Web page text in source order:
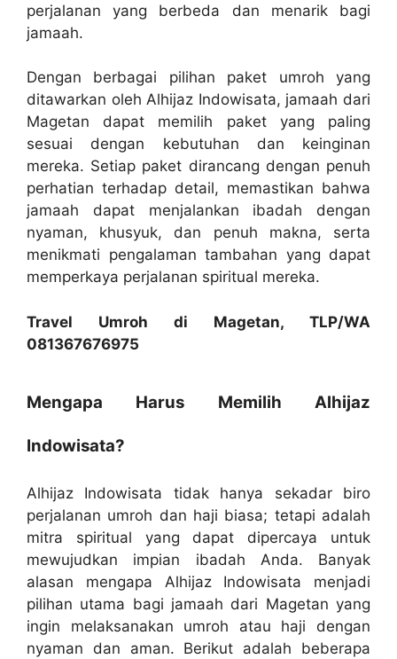
perjalanan yang berbeda dan menarik bagi
jamaah.
Dengan berbagai pilihan paket umroh yang
ditawarkan oleh Alhijaz Indowisata, jamaah dari
Magetan dapat memilih paket yang paling
sesuai dengan kebutuhan dan keinginan
mereka. Setiap paket dirancang dengan penuh
perhatian terhadap detail, memastikan bahwa
jamaah dapat menjalankan ibadah dengan
nyaman, khusyuk, dan penuh makna, serta
menikmati pengalaman tambahan yang dapat
memperkaya perjalanan spiritual mereka.
Travel Umroh di Magetan, TLP/WA
081367676975
Mengapa Harus Memilih Alhijaz
Indowisata?
Alhijaz Indowisata tidak hanya sekadar biro
perjalanan umroh dan haji biasa; tetapi adalah
mitra spiritual yang dapat dipercaya untuk
mewujudkan impian ibadah Anda. Banyak
alasan mengapa Alhijaz Indowisata menjadi
pilihan utama bagi jamaah dari Magetan yang
ingin melaksanakan umroh atau haji dengan
nyaman dan aman. Berikut adalah beberapa